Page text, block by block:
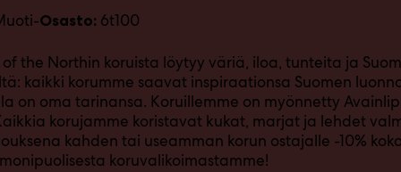
Osasto: 6t100
the Northin koruista löytyy väriä, iloa, tunteita ja
kaikki korumme saavat inspiraationsa Suomen
on oma tarinansa. Koruillemme on myönnetty
korujamme koristavat kukat, marjat ja lehdet
kahden tai useamman korun ostajalle -10%
koruvalikoimastamme!